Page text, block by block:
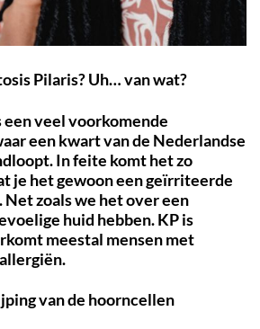
Pilaris? Uh… van wat?
veel voorkomende
een kwart van de Nederlandse
In feite komt het zo
je het gewoon een geïrriteerde
zoals we het over een
huid hebben. KP is
meestal mensen met
van de hoorncellen